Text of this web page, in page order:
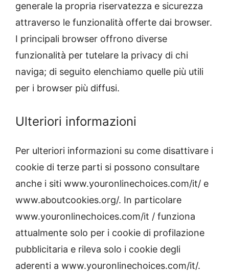
generale la propria riservatezza e sicurezza
attraverso le funzionalità offerte dai browser.
I principali browser offrono diverse
funzionalità per tutelare la privacy di chi
naviga; di seguito elenchiamo quelle più utili
per i browser più diffusi.
Ulteriori informazioni
Per ulteriori informazioni su come disattivare i
cookie di terze parti si possono consultare
anche i siti www.youronlinechoices.com/it/ e
www.aboutcookies.org/. In particolare
www.youronlinechoices.com/it / funziona
attualmente solo per i cookie di profilazione
pubblicitaria e rileva solo i cookie degli
aderenti a www.youronlinechoices.com/it/.